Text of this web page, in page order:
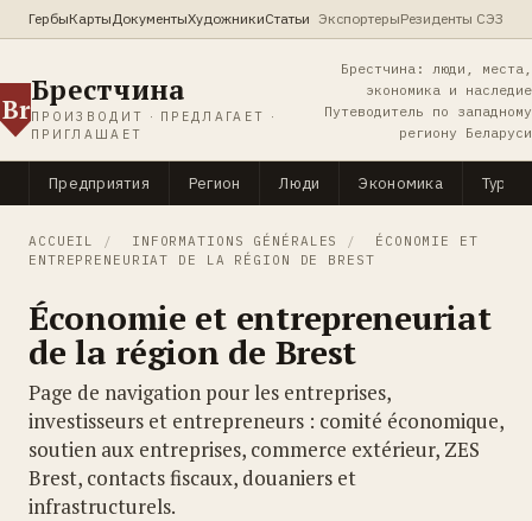
ГербыКартыДокументыХудожникиСтатьи ЭкспортерыРезиденты СЭЗ
Br
Брестчина
ПРОИЗВОДИТ · ПРЕДЛАГАЕТ ·
ПРИГЛАШАЕТ
Брестчина: люди, места,
экономика и наследие
Путеводитель по западному
региону Беларуси
Предприятия Регион Люди Экономика
ACCUEIL / INFORMATIONS GÉNÉRALES /
ÉCONOMIE ET
ENTREPRENEURIAT DE LA RÉGION DE BREST
Économie et entrepreneuriat
de la région de Brest
Page de navigation pour les entreprises,
investisseurs et entrepreneurs : comité économique,
soutien aux entreprises, commerce extérieur, ZES
Brest, contacts fiscaux, douaniers et
infrastructurels.